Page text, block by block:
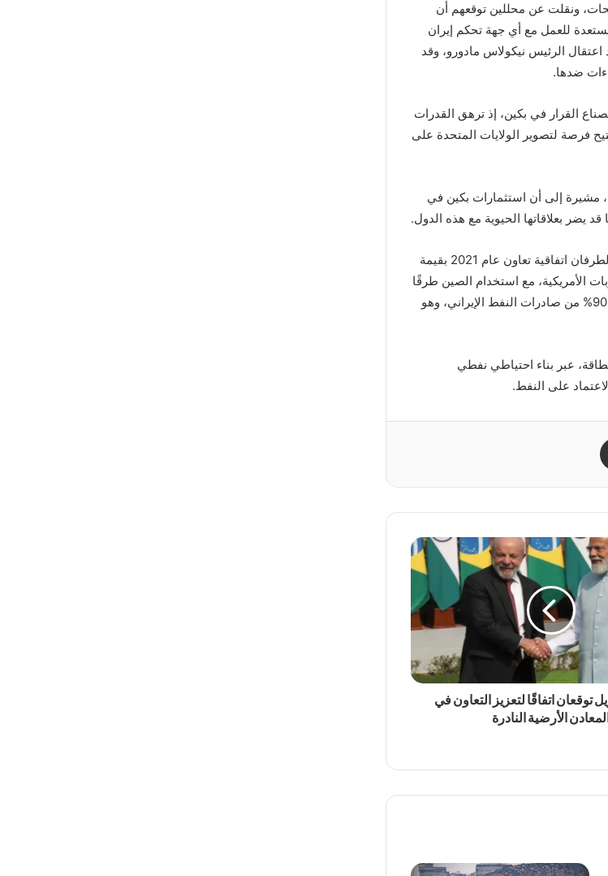
ونقلت عن محللين توقعهم أن
للعمل مع أي جهة تحكم إيران
اعتقال الرئيس نيكولاس مادورو، وقد
ضدها.
القرار في بكين، إذ ترهق القدرات
فرصة لتصوير الولايات المتحدة على
إلى أن استثمارات بكين في
يضر بعلاقاتها الحيوية مع هذه الدول.
وتطرقت الصحيفة إلى عمق العلاقات الاقتصادية بين الصين وإيران، حيث أبرم الطرفان اتفاقية تعاون عام 2021 بقيمة
بسبب العقوبات الأمريكية، مع استخدام الصين طرقًا
معقدة لإخفاء واردات النفط الإيراني عن الأنظار، إذ تستحوذ الصين على حوالي 90% من صادرات النفط الإيراني، وهو
عبر بناء احتياطي نفطي
على النفط.
توقعان اتفاقًا لتعزيز التعاون في
المعادن الأرضية النادرة